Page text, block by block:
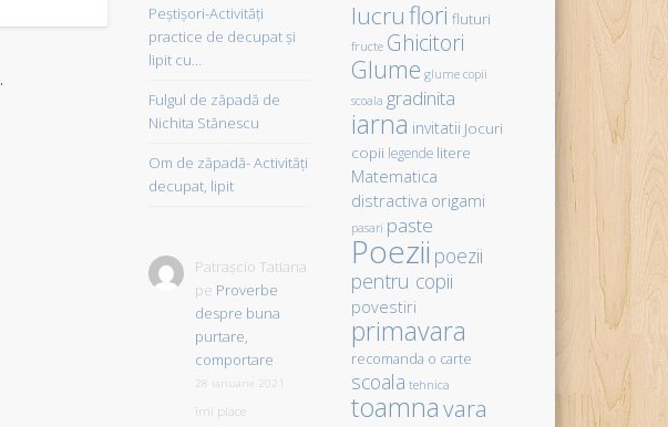
.
Peştişori-Activităţi
practice de decupat şi
lipit cu…
Fulgul de zăpadă de
Nichita Stănescu
Om de zăpadă- Activităţi
decupat, lipit
Patrașcio Tatiana
pe Proverbe
despre buna
purtare,
comportare
28 ianuarie 2021
îmi place
lucruflori fluturi
fructe Ghicitori
Glume glume copii
scoala gradinita
iarna invitatii Jocuri
copii legende litere
Matematica
distractiva origami
pasari paste
Poezii poezii
pentru copii
povestiri
primavara
recomanda o carte
scoala tehnica
toamnavara